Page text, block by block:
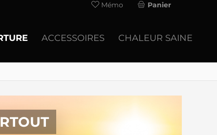
Panier
Mémo
ACCESSOIRES CHALEUR SAINE